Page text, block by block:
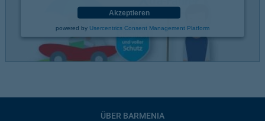
Akzeptieren
powered by Usercentrics Consent Management Platform
ÜBER BARMENIA